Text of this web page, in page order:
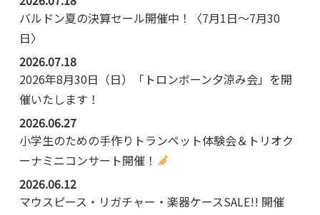
バルドン夏の決算セール開催中！〈7月1日～7月30
日〉
2026.07.18
2026年8月30日（日）「トロンボーン夕涼み会」を開
催いたします！
2026.06.27
小学生のための手作りトランペット体験会＆トリオク
ーナミニコンサート開催！
2026.06.12
マウスピース・リガチャー・楽器ケースSALE!! 開催